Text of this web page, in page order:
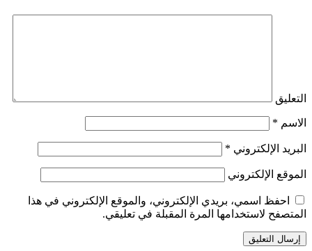
التعليق
الاسم *
البريد الإلكتروني *
الموقع الإلكتروني
احفظ اسمي، بريدي الإلكتروني، والموقع الإلكتروني في هذا
المتصفح لاستخدامها المرة المقبلة في تعليقي.